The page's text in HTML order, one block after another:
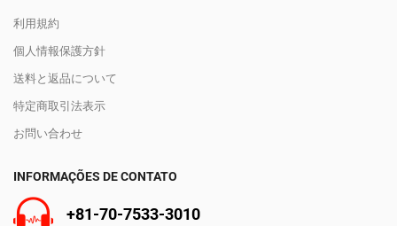
利用規約
個人情報保護方針
送料と返品について
特定商取引法表示
お問い合わせ
INFORMAÇÕES DE CONTATO
+81-70-7533-3010